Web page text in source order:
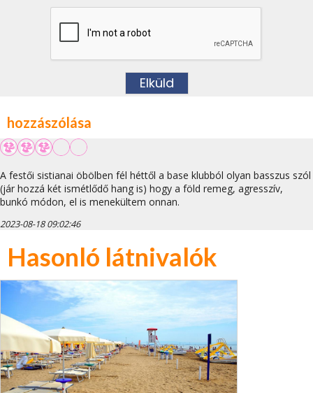
hozzászólása
A festői sistianai öbölben fél héttől a base klubból olyan basszus szól
(jár hozzá két ismétlődő hang is) hogy a föld remeg, agresszív,
bunkó módon, el is menekültem onnan.
2023-08-18 09:02:46
Hasonló látnivalók